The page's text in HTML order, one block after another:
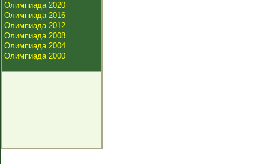
Олимпиада 2020
Олимпиада 2016
Олимпиада 2012
Олимпиада 2008
Олимпиада 2004
Олимпиада 2000